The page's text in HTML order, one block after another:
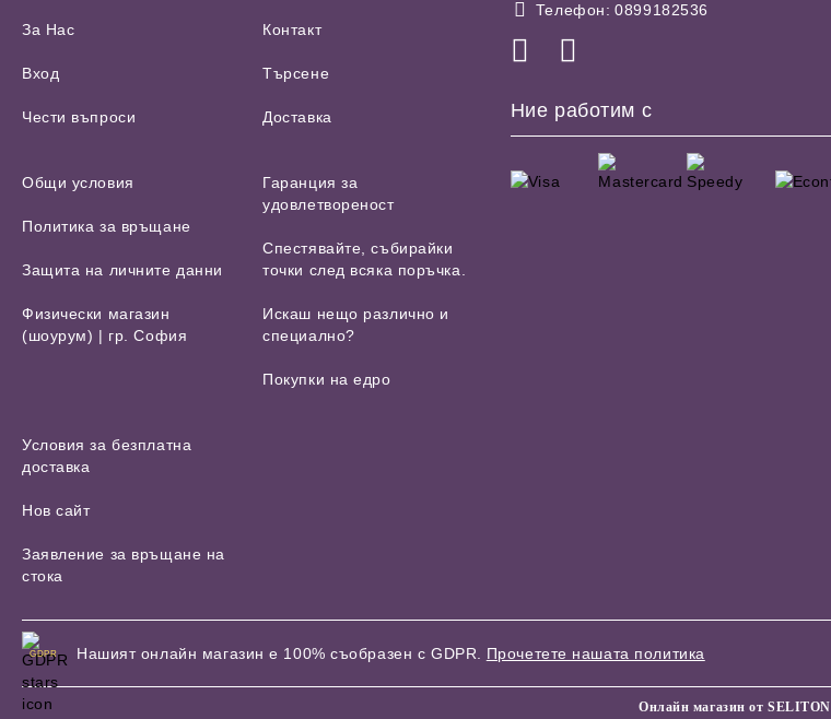
За Нас
Вход
Чести въпроси
Контакт
Търсене
Доставка
Общи условия
Политика за връщане
Защита на личните данни
Физически магазин
(шоурум) | гр. София
Гаранция за
удовлетвореност
Спестявайте, събирайки
точки след всяка поръчка.
Искаш нещо различно и
специално?
Покупки на едро
Условия за безплатна
доставка
Нов сайт
Заявление за връщане на
стока
Телефон: 0899182536
Ние работим с
GDPR Нашият онлайн магазин е 100% съобразен с GDPR. Прочетете нашата политика
Онлайн магазин от SELITON